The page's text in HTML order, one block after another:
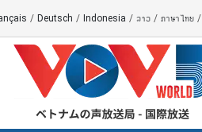
/ Deutsch / Indonesia / ລາວ / ภาษาไทย /